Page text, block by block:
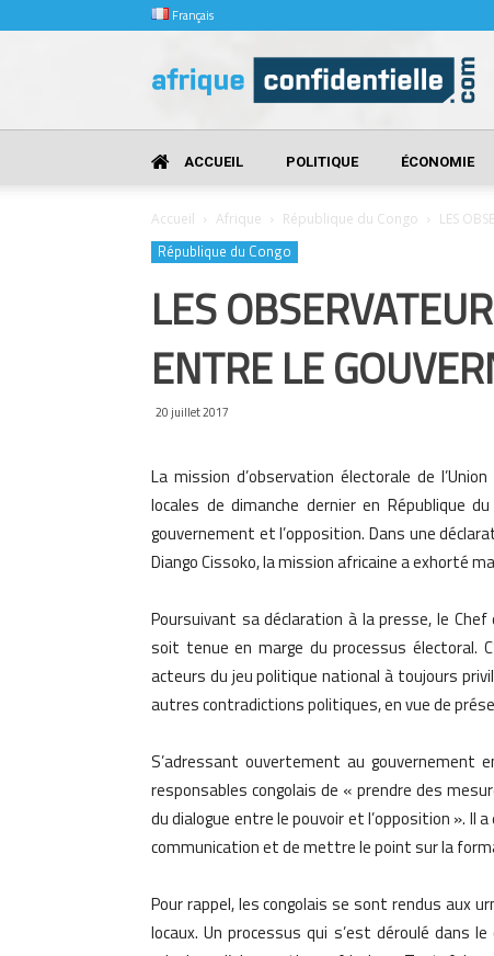
Français
Confidentielle
ACCUEIL POLITIQUE ÉCONOMIE
Accueil Afrique République du Congo LES
République du Congo
LES
ENTRE LE
20 juillet 2017
La mission d’observation électorale de
locales de dimanche dernier en République
gouvernement et l’opposition. Dans une
Diango Cissoko, la mission africaine a exhorté
Poursuivant sa déclaration à la presse, le
soit tenue en marge du processus électoral.
acteurs du jeu politique national à toujours
autres contradictions politiques, en vue de
S’adressant ouvertement au gouvernement
responsables congolais de « prendre des
du dialogue entre le pouvoir et l’opposition ». Il
communication et de mettre le point sur la
Pour rappel, les congolais se sont rendus aux
locaux. Un processus qui s’est déroulé